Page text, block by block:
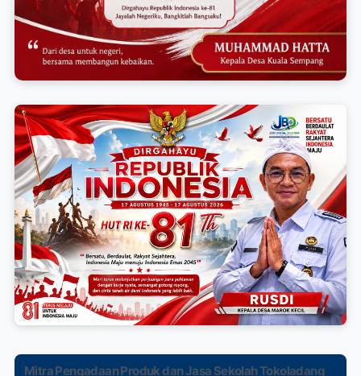
Mitra Pengadaan Produk dan Jasa Sekolah Tokoladang